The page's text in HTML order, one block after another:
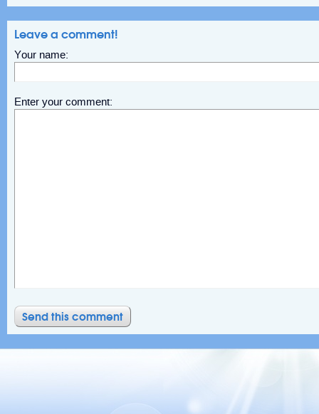
Leave a comment!
Your name:
Enter your comment: